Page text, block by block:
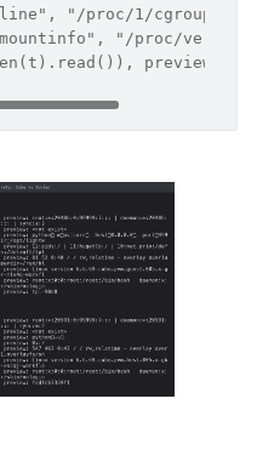
"/proc/1/cgroup",
"/proc/
preview)